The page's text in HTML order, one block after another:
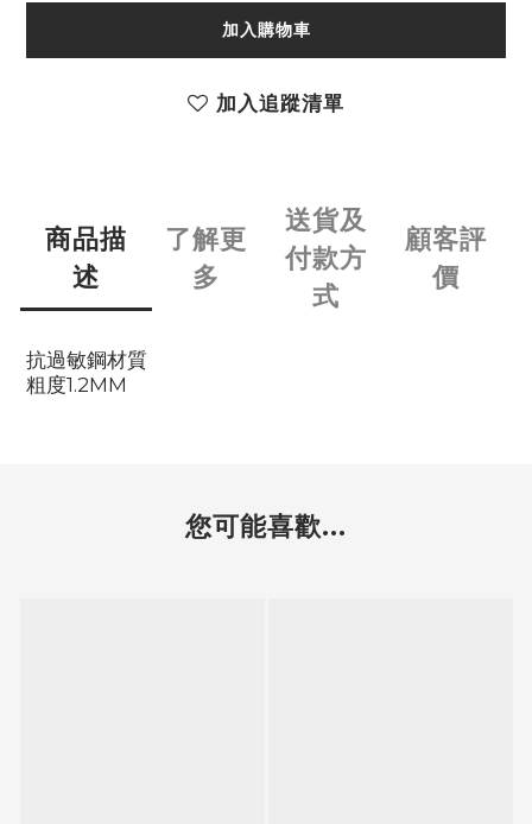
加入購物車
加入追蹤清單
商品描
述
了解更
多
送貨及
付款方
式
顧客評
價
抗過敏鋼材質
粗度1.2MM
您可能喜歡...